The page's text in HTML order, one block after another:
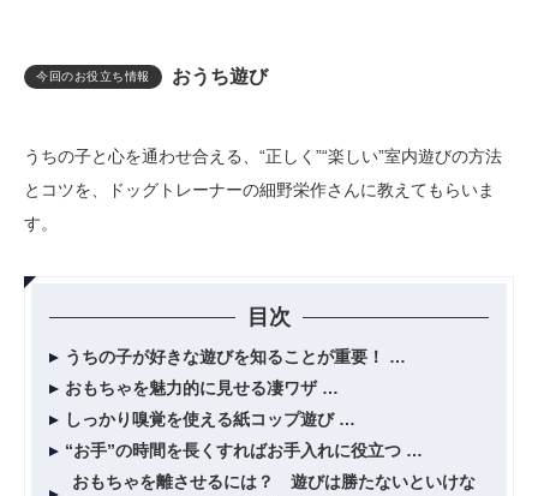
今回のお役立ち情報 おうち遊び
うちの子と心を通わせ合える、“正しく”“楽しい”室内遊びの方法
とコツを、ドッグトレーナーの細野栄作さんに教えてもらいま
す。
目次
うちの子が好きな遊びを知ることが重要！
おもちゃを魅力的に見せる凄ワザ
しっかり嗅覚を使える紙コップ遊び
“お手”の時間を長くすればお手入れに役立つ
おもちゃを離させるには？ 遊びは勝たないといけな